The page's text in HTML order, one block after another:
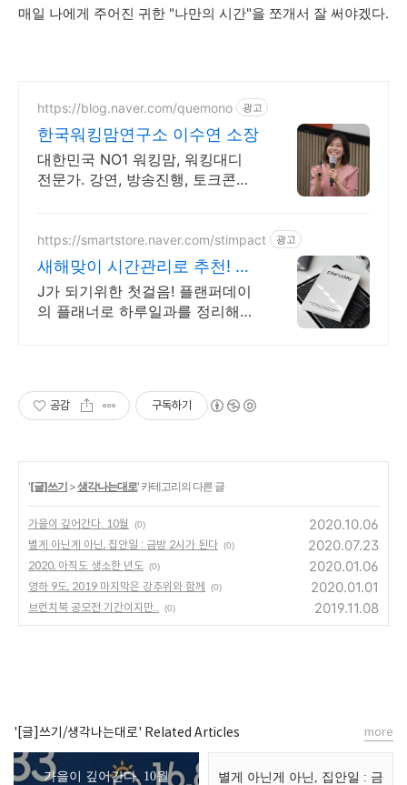
매일 나에게 주어진 귀한 "나만의 시간"을 쪼개서 잘 써야겠다.
https://blog.naver.com/quemono 광고
한국워킹맘연구소 이수연 소장
대한민국 NO1 워킹맘, 워킹대디
전문가. 강연, 방송진행, 토크콘서
https://smartstore.naver.com/stimpact 광고
새해맞이 시간관리로 추천! 하
루를 효율적으로 완벽하게
J가 되기위한 첫걸음! 플랜퍼데이
의 플래너로 하루일과를 정리해보
공감 구독하기
'[글]쓰기 >생각나는대로' 카테고리의 다른 글
가을이 깊어간다. 10월 (0) 2020.10.06
별게 아닌게 아닌, 집안일 : 금방 2시가 된다 (0) 2020.07.23
2020, 아직도 생소한 년도 (0) 2020.01.06
영하 9도, 2019 마지막은 강추위와 함께 (0) 2020.01.01
브런치북 공모전 기간이지만.. (0) 2019.11.08
'[글]쓰기/생각나는대로' Related Articles
가을이 깊어간다. 10월
별게 아닌게 아닌, 집안일 : 금
more